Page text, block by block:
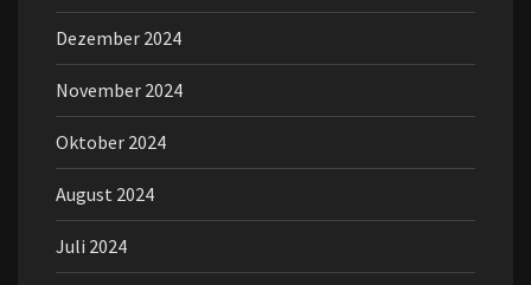
Dezember 2024
November 2024
Oktober 2024
August 2024
Juli 2024